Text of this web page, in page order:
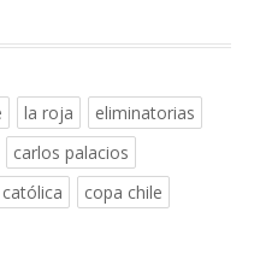
la roja
eliminatorias
carlos palacios
copa chile